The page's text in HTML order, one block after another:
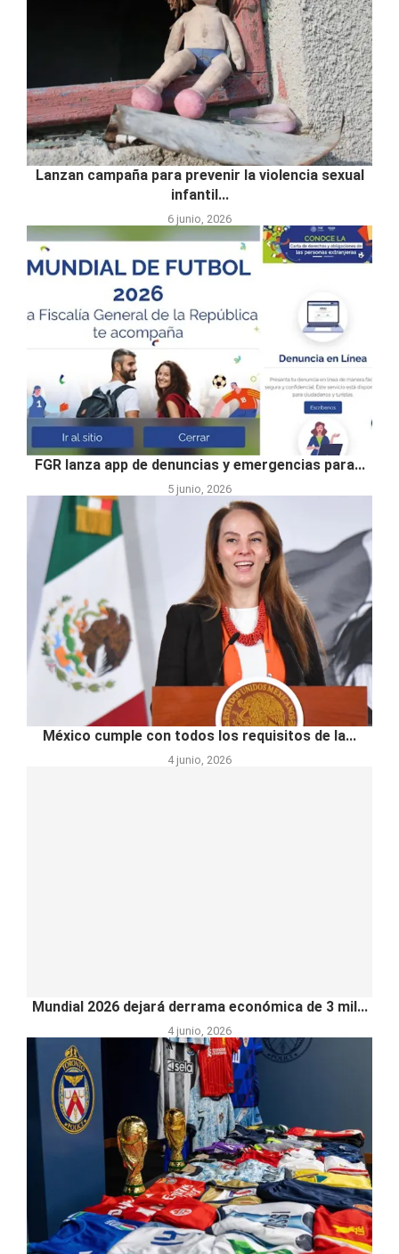
Lanzan campaña para prevenir la violencia sexual
infantil...
6 junio, 2026
FGR lanza app de denuncias y emergencias para...
5 junio, 2026
México cumple con todos los requisitos de la...
4 junio, 2026
Mundial 2026 dejará derrama económica de 3 mil...
4 junio, 2026